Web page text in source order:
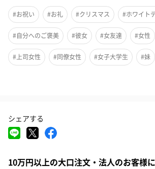
#お祝い #お礼 #クリスマス #ホワイト
#自分へのご褒美 #彼女 #女友達 #女性
#上司女性 #同僚女性 #女子大学生 #妹
シェアする
10万円以上の大口注文・法人のお客様